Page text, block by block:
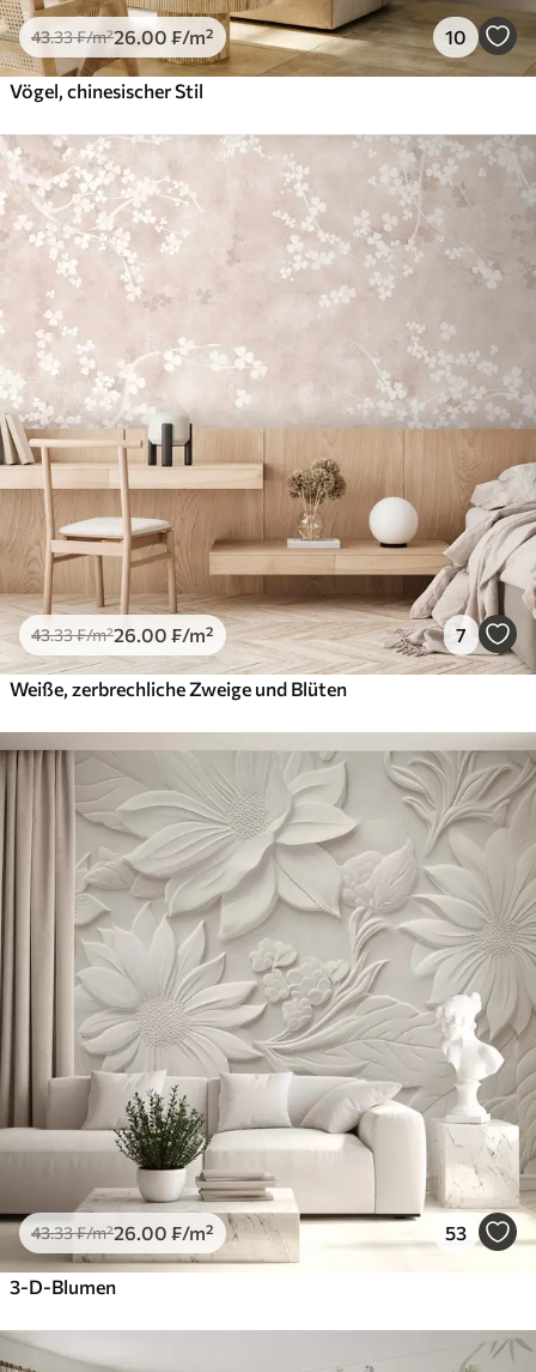
43.33₣/m²26.00 ₣/m² 10
Vögel, chinesischer Stil
43.33₣/m²26 .00 ₣/m² 7
Weiße, zerbrechliche Zweige und Blüten
43.33₣/m²26 .00 ₣/m² 53
3-D-Blumen